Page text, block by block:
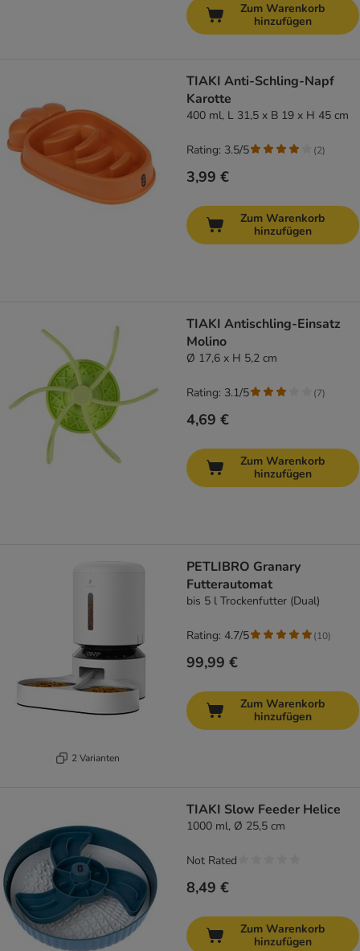
Zum Warenkorb
hinzufügen
TIAKI Anti-Schling-Napf
Karotte
400 ml, L 31,5 x B 19 x H 45 cm
3,99 €
Rating: 3.5/5 (2)
Zum Warenkorb
hinzufügen
TIAKI Antischling-Einsatz
Molino
Ø 17,6 x H 5,2 cm
4,69 €
Rating: 3.1/5 (7)
Zum Warenkorb
hinzufügen
2 Varianten
PETLIBRO Granary
Futterautomat
bis 5 l Trockenfutter (Dual)
99,99 €
Rating: 4.7/5 (10)
Zum Warenkorb
hinzufügen
TIAKI Slow Feeder Helice
1000 ml, Ø 25,5 cm
8,49 €
Not Rated
Zum Warenkorb
hinzufügen